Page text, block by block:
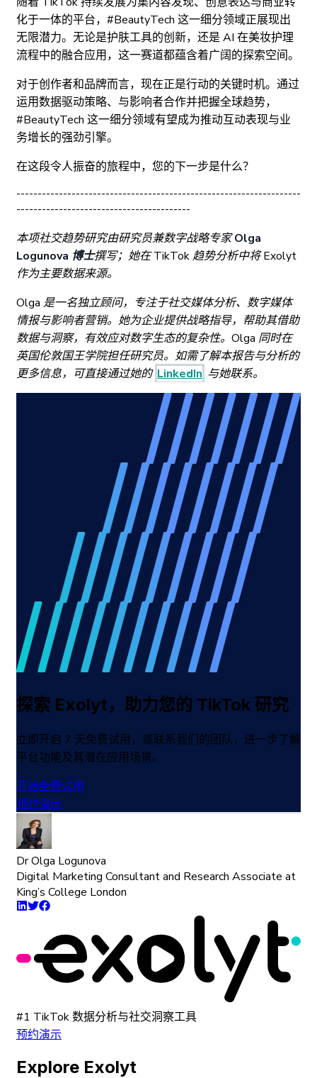
化于一体的平台，#BeautyTech 这一细分领域正展现出
无限潜力。无论是护肤工具的创新，还是 AI 在美妆护理
流程中的融合应用，这一赛道都蕴含着广阔的探索空间。
对于创作者和品牌而言，现在正是行动的关键时机。通过
运用数据驱动策略、与影响者合作并把握全球趋势，
#BeautyTech 这一细分领域有望成为推动互动表现与业
务增长的强劲引擎。
在这段令人振奋的旅程中，您的下一步是什么？
-------------------------------------------------------------------
-----------------------------------------
本项社交趋势研究由研究员兼数字战略专家Olga
Logunova 博士撰写；她在 TikTok 趋势分析中将 Exolyt
作为主要数据来源。
Olga 是一名独立顾问，专注于社交媒体分析、数字媒体
情报与影响者营销。她为企业提供战略指导，帮助其借助
数据与洞察，有效应对数字生态的复杂性。Olga 同时在
英国伦敦国王学院担任研究员。如需了解本报告与分析的
更多信息，可直接通过她的 LinkedIn 与她联系。
探索 Exolyt，助力您的 TikTok 研究
立即开启 7 天免费试用，或联系我们的团队，进一步了解
平台功能及其潜在应用场景。
开始免费试用
预约演示
Dr Olga Logunova
Digital Marketing Consultant and Research Associate at
King’s College London
#1 TikTok 数据分析与社交洞察工具
预约演示
Explore Exolyt